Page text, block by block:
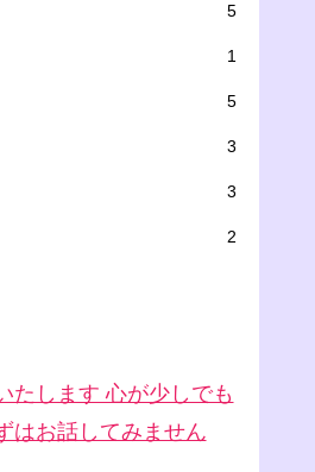
5
1
5
3
3
2
たします 心が少しでも
はお話してみません